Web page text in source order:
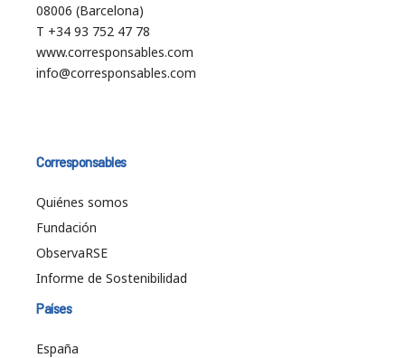
08006 (Barcelona)
T +34 93 752 47 78
www.corresponsables.com
info@corresponsables.com
Corresponsables
Quiénes somos
Fundación
ObservaRSE
Informe de Sostenibilidad
Países
España